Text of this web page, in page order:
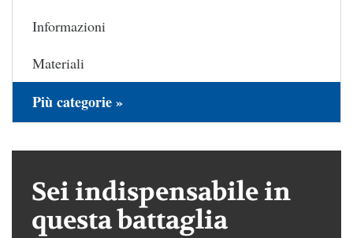
Informazioni
Materiali
Più categorie »
Sei indispensabile in
questa battaglia